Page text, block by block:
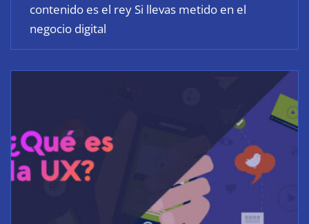
contenido es el rey Si llevas metido en el
negocio digital